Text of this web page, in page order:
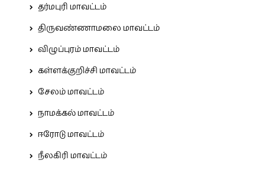
தர்மபுரி மாவட்டம்
திருவண்ணாமலை மாவட்டம்
விழுப்புரம் மாவட்டம்
கள்ளக்குறிச்சி மாவட்டம்
சேலம் மாவட்டம்
நாமக்கல் மாவட்டம்
ஈரோடு மாவட்டம்
நீலகிரி மாவட்டம்